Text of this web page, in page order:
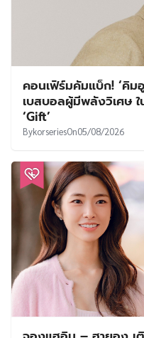
คอนเฟิร์มคัมแบ็ก! ‘คิม
เบสบอลผู้มีพลังวิเศษ
‘Gift’
BykorseriesOn05/08/2026